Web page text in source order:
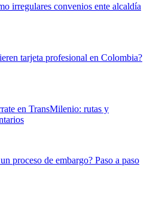
irregulares convenios ente alcaldía
tarjeta profesional en Colombia?
en TransMilenio: rutas y
proceso de embargo? Paso a paso